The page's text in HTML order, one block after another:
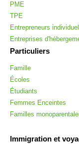
PME
TPE
Entrepreneurs
Entreprises
Particuliers
Famille
Écoles
Étudiants
Femmes Enceintes
Familles
Immigration et